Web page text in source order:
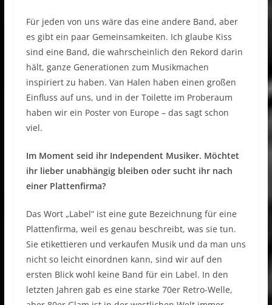
Für jeden von uns wäre das eine andere Band, aber
es gibt ein paar Gemeinsamkeiten. Ich glaube Kiss
sind eine Band, die wahrscheinlich den Rekord darin
hält, ganze Generationen zum Musikmachen
inspiriert zu haben. Van Halen haben einen großen
Einfluss auf uns, und in der Toilette im Proberaum
haben wir ein Poster von Europe – das sagt schon
viel.
Im Moment seid ihr Independent Musiker. Möchtet
ihr lieber unabhängig bleiben oder sucht ihr nach
einer Plattenfirma?
Das Wort „Label“ ist eine gute Bezeichnung für eine
Plattenfirma, weil es genau beschreibt, was sie tun.
Sie etikettieren und verkaufen Musik und da man uns
nicht so leicht einordnen kann, sind wir auf den
ersten Blick wohl keine Band für ein Label. In den
letzten Jahren gab es eine starke 70er Retro-Welle,